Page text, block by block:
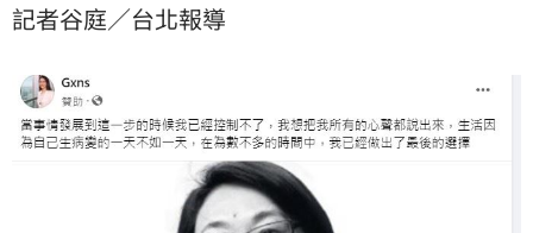
記者谷庭／台北報導